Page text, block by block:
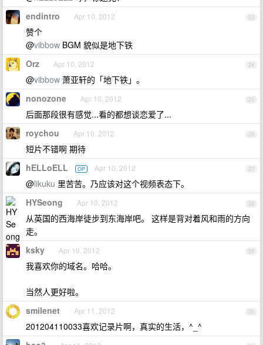
23
endintro Apr 10, 2012
赞个
@vibbow BGM 貌似是地下铁
24
Orz Apr 10, 2012
@vibbow 萧亚轩的「地下铁」。
25
nonozone Apr 10, 2012
后面那段很有感觉...看的都想谈恋爱了...
26
roychou Apr 10, 2012
短片不错啊 期待
27
hELLoELL OP Apr 10, 2012
@likuku 里苦苦。乃应该对这个视频表态下。
28
HYSeong Apr 10, 2012
从英国的西海岸徒步到东海岸吧。 这样是背对着风和雨的方向
走。
29
ksky Apr 10, 2012
我喜欢你的域名。哈哈。
当然人更好啦。
30
smilenet Apr 11, 2012
201204110033喜欢记录片啊，真实的生活，^_^